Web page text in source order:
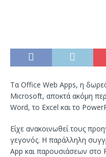
Τα Office Web Apps, η
Microsoft, αποκτά ακόμη
Word, το Excel και το
Είχε ανακοινωθεί τους
γεγονός. Η παράλληλη
App και παρουσιάσεων στο